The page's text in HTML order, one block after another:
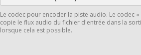
Le codec pour encoder la piste audio. Le codec «
copie le flux audio du fichier d'entrée dans la
lorsque cela est possible.